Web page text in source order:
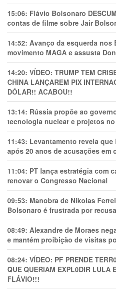
15:06: Flávio Bolsonaro
contas de filme sobre Jair
14:52: Avanço da esquerda nos
movimento MAGA e assusta
14:20: VÍDEO: TRUMP TEM
CHINA LANÇAREM PIX
DÓLAR!! ACABOU!!
13:14: Rússia propõe ao
tecnologia nuclear e projetos no
11:43: Levantamento revela
após 20 anos de acusações em
11:04: PT lança estratégia com
renovar o Congresso Nacional
09:53: Manobra de Nikolas
Bolsonaro é frustrada por
08:49: Alexandre de Moraes
e mantém proibição de visitas
08:24: VÍDEO: PF PRENDE
QUE QUERIAM EXPL0DlR LULA
FLÁVIO!!!